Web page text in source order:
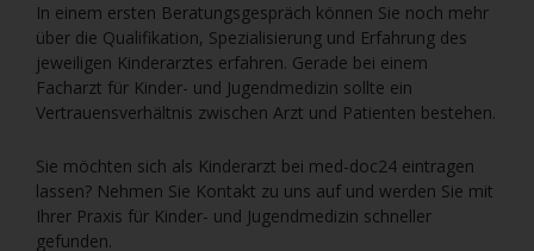
In einem ersten Beratungsgespräch können Sie noch mehr
über die Qualifikation, Spezialisierung und Erfahrung des
jeweiligen Kinderarztes erfahren. Gerade bei einem
Facharzt für Kinder- und Jugendmedizin sollte ein
Vertrauensverhältnis zwischen Arzt und Patienten bestehen.
Sie möchten sich als Kinderarzt bei med-doc24 eintragen
lassen? Nehmen Sie Kontakt zu uns auf und werden Sie mit
Ihrer Praxis für Kinder- und Jugendmedizin schneller
gefunden.